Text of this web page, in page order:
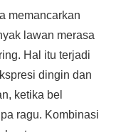
memancarkan
lawan merasa
Hal itu terjadi
dingin dan
ketika bel
ragu. Kombinasi